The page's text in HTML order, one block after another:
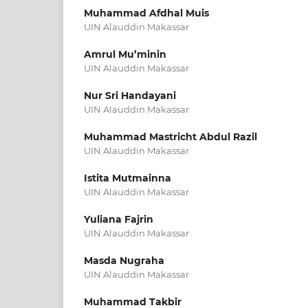
Muhammad Afdhal Muis
UIN Alauddin Makassar
Amrul Mu’minin
UIN Alauddin Makassar
Nur Sri Handayani
UIN Alauddin Makassar
Muhammad Mastricht Abdul Razil
UIN Alauddin Makassar
Istita Mutmainna
UIN Alauddin Makassar
Yuliana Fajrin
UIN Alauddin Makassar
Masda Nugraha
UIN Alauddin Makassar
Muhammad Takbir